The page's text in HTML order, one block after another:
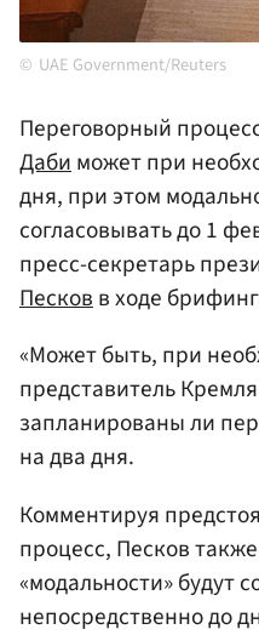
UAE Government/Reuters
Переговорный
Дабиможет при
дня, при этом
согласовывать до 1
пресс-секретарь
Песковв ходе
«Может быть, при
представитель
запланированы ли
на два дня.
Комментируя
процесс, Песков
«модальности» будут
непосредственно до